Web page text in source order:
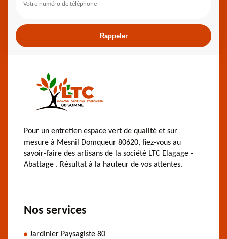
Pour un entretien espace vert de qualité et sur
mesure à Mesnil Domqueur 80620, fiez-vous au
savoir-faire des artisans de la société LTC Elagage -
Abattage . Résultat à la hauteur de vos attentes.
Nos services
Jardinier Paysagiste 80